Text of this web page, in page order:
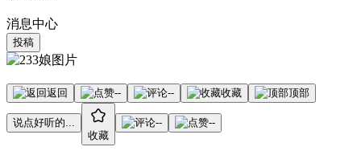
消息中心
投稿
返回 -- -- 收藏 顶部
说点好听的...
收藏
-- --